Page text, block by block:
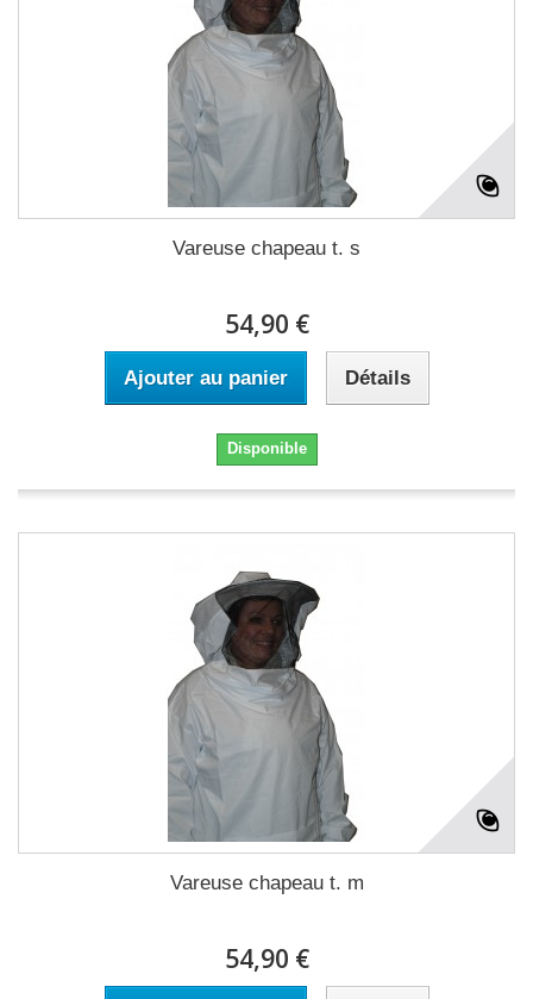
Vareuse chapeau t. s
54,90 €
Ajouter au panier Détails
Disponible
Vareuse chapeau t. m
54,90 €